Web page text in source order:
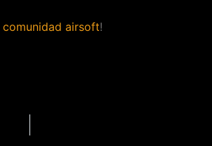
comunidad airsoft!